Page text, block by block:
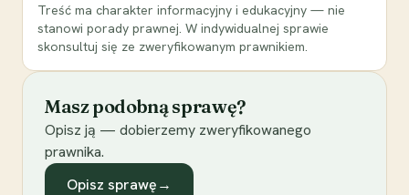
Treść ma charakter informacyjny i edukacyjny — nie
stanowi porady prawnej. W indywidualnej sprawie
skonsultuj się ze zweryfikowanym prawnikiem.
Masz podobną sprawę?
Opisz ją — dobierzemy zweryfikowanego
prawnika.
Opisz sprawę→